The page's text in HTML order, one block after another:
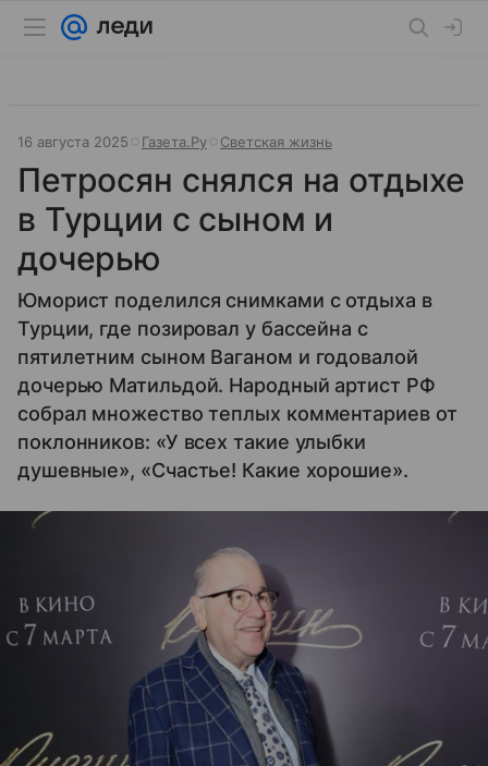
16 августа 2025 Газета.Ру Светская жизнь
Петросян снялся на отдыхе
в Турции с сыном и
дочерью
Юморист поделился снимками с отдыха в
Турции, где позировал у бассейна с
пятилетним сыном Ваганом и годовалой
дочерью Матильдой. Народный артист РФ
собрал множество теплых комментариев от
поклонников: «У всех такие улыбки
душевные», «Счастье! Какие хорошие».